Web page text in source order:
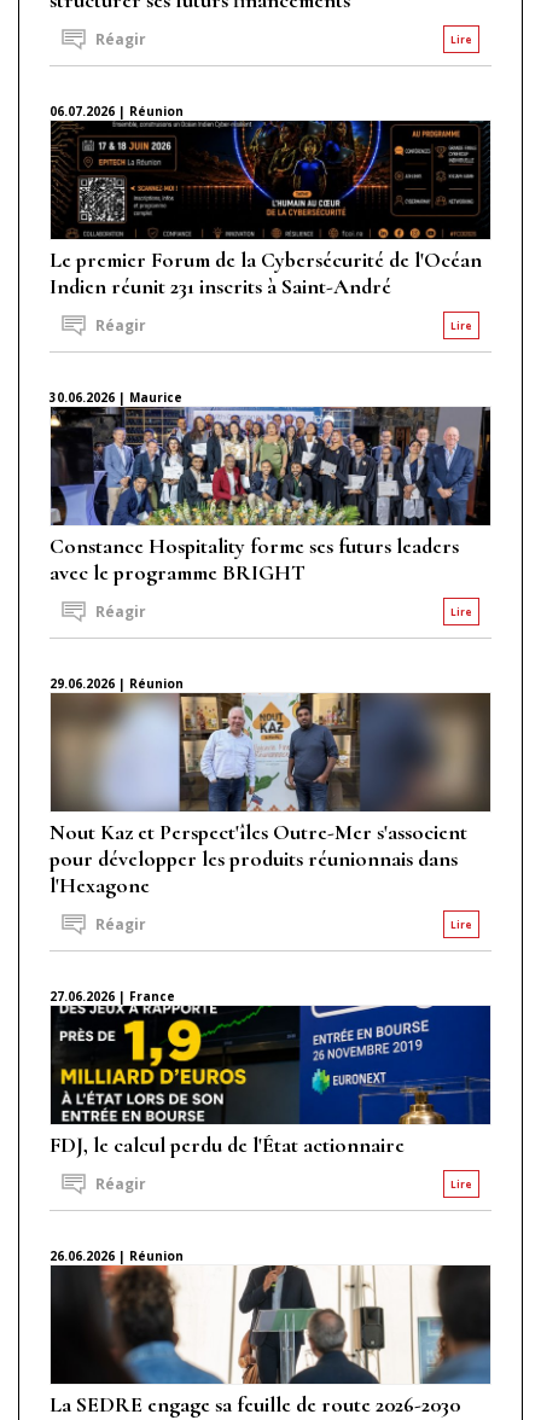
Lire
Réagir
06.07.2026 | Réunion
Le premier Forum de la Cybersécurité de l'Océan
Indien réunit 231 inscrits à Saint-André
Lire
Réagir
30.06.2026 | Maurice
Constance Hospitality forme ses futurs leaders
avec le programme BRIGHT
Lire
Réagir
29.06.2026 | Réunion
Nout Kaz et Perspect'îles Outre-Mer s'associent
pour développer les produits réunionnais dans
l'Hexagone
Lire
Réagir
27.06.2026 | France
FDJ, le calcul perdu de l'État actionnaire
Lire
Réagir
26.06.2026 | Réunion
La SEDRE engage sa feuille de route 2026-2030